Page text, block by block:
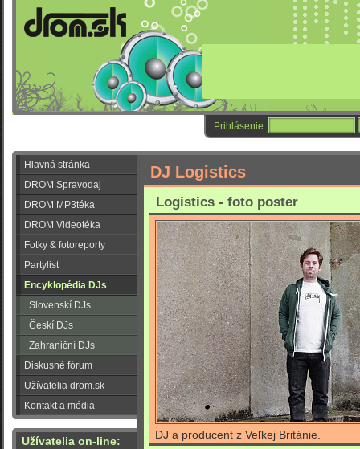
Prihlásenie:
Hlavná stránka
DROM Spravodaj
DROM MP3téka
DROM Videotéka
Fotky & fotoreporty
Partylist
Encyklopédia DJs
Slovenskí DJs
Českí DJs
Zahraniční DJs
Diskusné fórum
Užívatelia drom.sk
Kontakt a média
Užívatelia on-line:
DJ Logistics
Logistics - foto poster
DJ a producent z Veľkej Británie.